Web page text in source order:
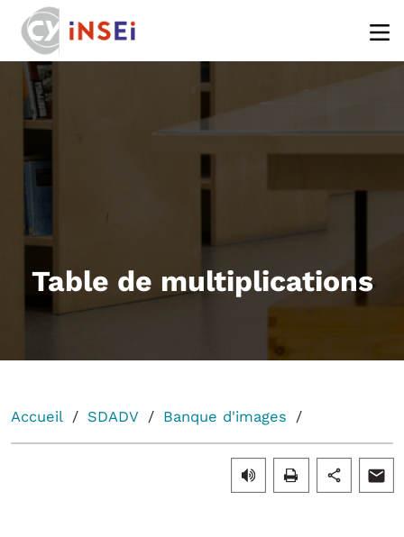
Table de multiplications
Accueil SDADV Banque d'images